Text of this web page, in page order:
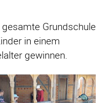
Grundschule
in einem
gewinnen.